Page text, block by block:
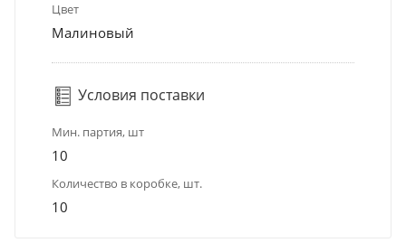
Цвет
Малиновый
Условия поставки
Мин. партия, шт
10
Количество в коробке, шт.
10